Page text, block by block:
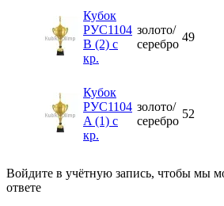
Кубок
РУС1104
B (2) с
кр.
золото/
серебро
49
Кубок
РУС1104
A (1) с
кр.
золото/
серебро
52
Войдите в учётную запись, чтобы мы
ответе